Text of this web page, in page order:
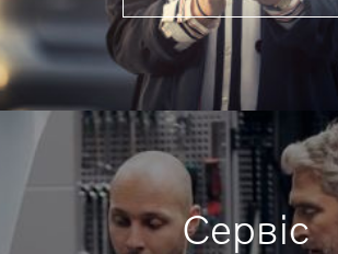
Сервіс